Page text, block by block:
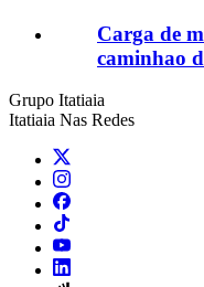
Carga de
caminhao
Grupo Itatiaia
Itatiaia Nas Redes